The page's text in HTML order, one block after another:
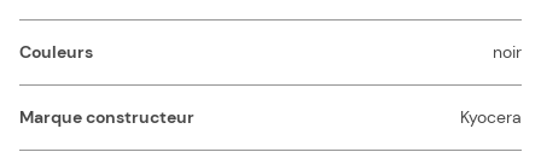
Couleurs noir
Marque constructeur Kyocera